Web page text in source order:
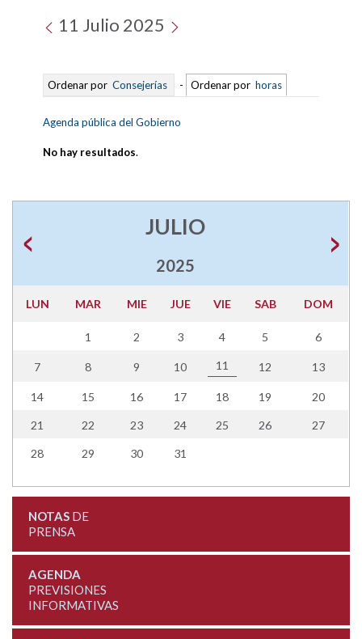
11 Julio 2025
Ordenar por Consejerías - Ordenar por horas
Agenda pública del Gobierno
No hay resultados.
JULIO
2025
LUN MAR MIE JUE VIE SAB DOM
1 2 3 4 5 6
7 8 9 10 11 12 13
14 15 16 17 18 19 20
21 22 23 24 25 26 27
28 29 30 31
NOTASDE
PRENSA
AGENDA
PREVISIONES
INFORMATIVAS